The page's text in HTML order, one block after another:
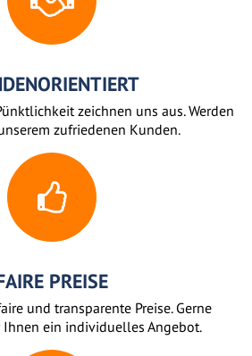
zeichnen uns aus. Werden
zufriedenen Kunden.
PREISE
und transparente Preise. Gerne
ein individuelles Angebot.